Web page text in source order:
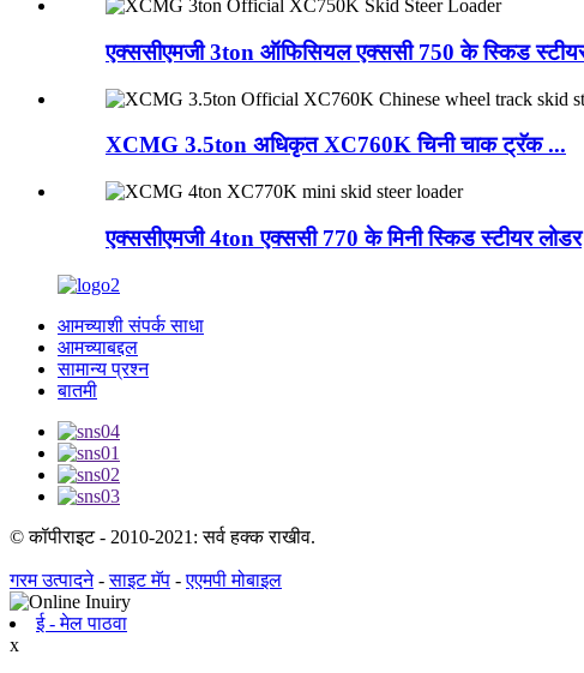
एक्ससीएमजी 3ton ऑफिसियल एक्ससी 750 के स्किड
XCMG 3.5ton अधिकृत XC760K चिनी चाक ट्रॅक ...
एक्ससीएमजी 4ton एक्ससी 770 के मिनी स्किड स्टीयर लोडर
आमच्याशी संपर्क साधा
आमच्याबद्दल
सामान्य प्रश्न
बातमी
© कॉपीराइट - 2010-2021: सर्व हक्क राखीव.
गरम उत्पादने-साइट मॅप -एएमपी मोबाइल
ई - मेल पाठवा
x